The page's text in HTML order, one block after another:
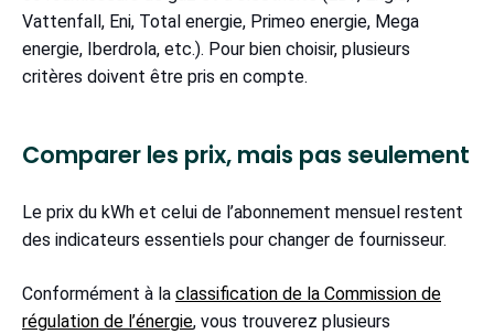
Vattenfall, Eni, Total energie, Primeo energie, Mega
energie, Iberdrola, etc.). Pour bien choisir, plusieurs
critères doivent être pris en compte.
Comparer les prix, mais pas seulement
Le prix du kWh et celui de l’abonnement mensuel restent
des indicateurs essentiels pour changer de fournisseur.
Conformément à la classification de la Commission de
régulation de l’énergie, vous trouverez plusieurs